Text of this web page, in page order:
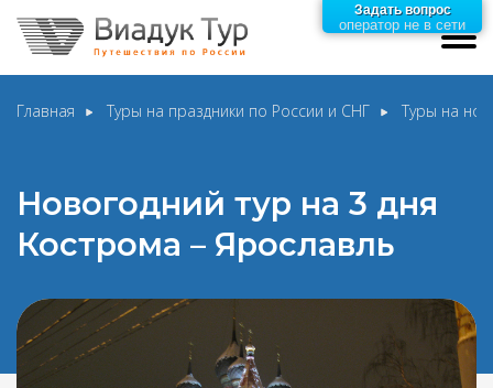
Главная Туры на праздники по России и СНГ Туры на
Новогодний тур на 3 дня
Кострома – Ярославль
Задать вопрос
оператор не в сети